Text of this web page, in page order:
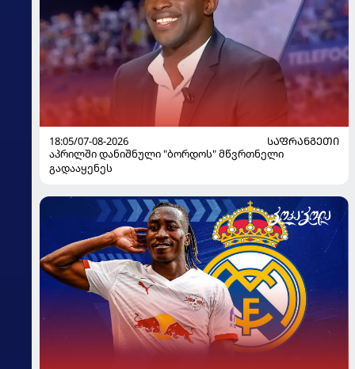
18:05/07-08-2026
ᲡᲐᲤᲠᲐᲜᲒᲔᲗᲘ
აპრილში დანიშნული "ბორდოს" მწვრთნელი
გადააყენეს